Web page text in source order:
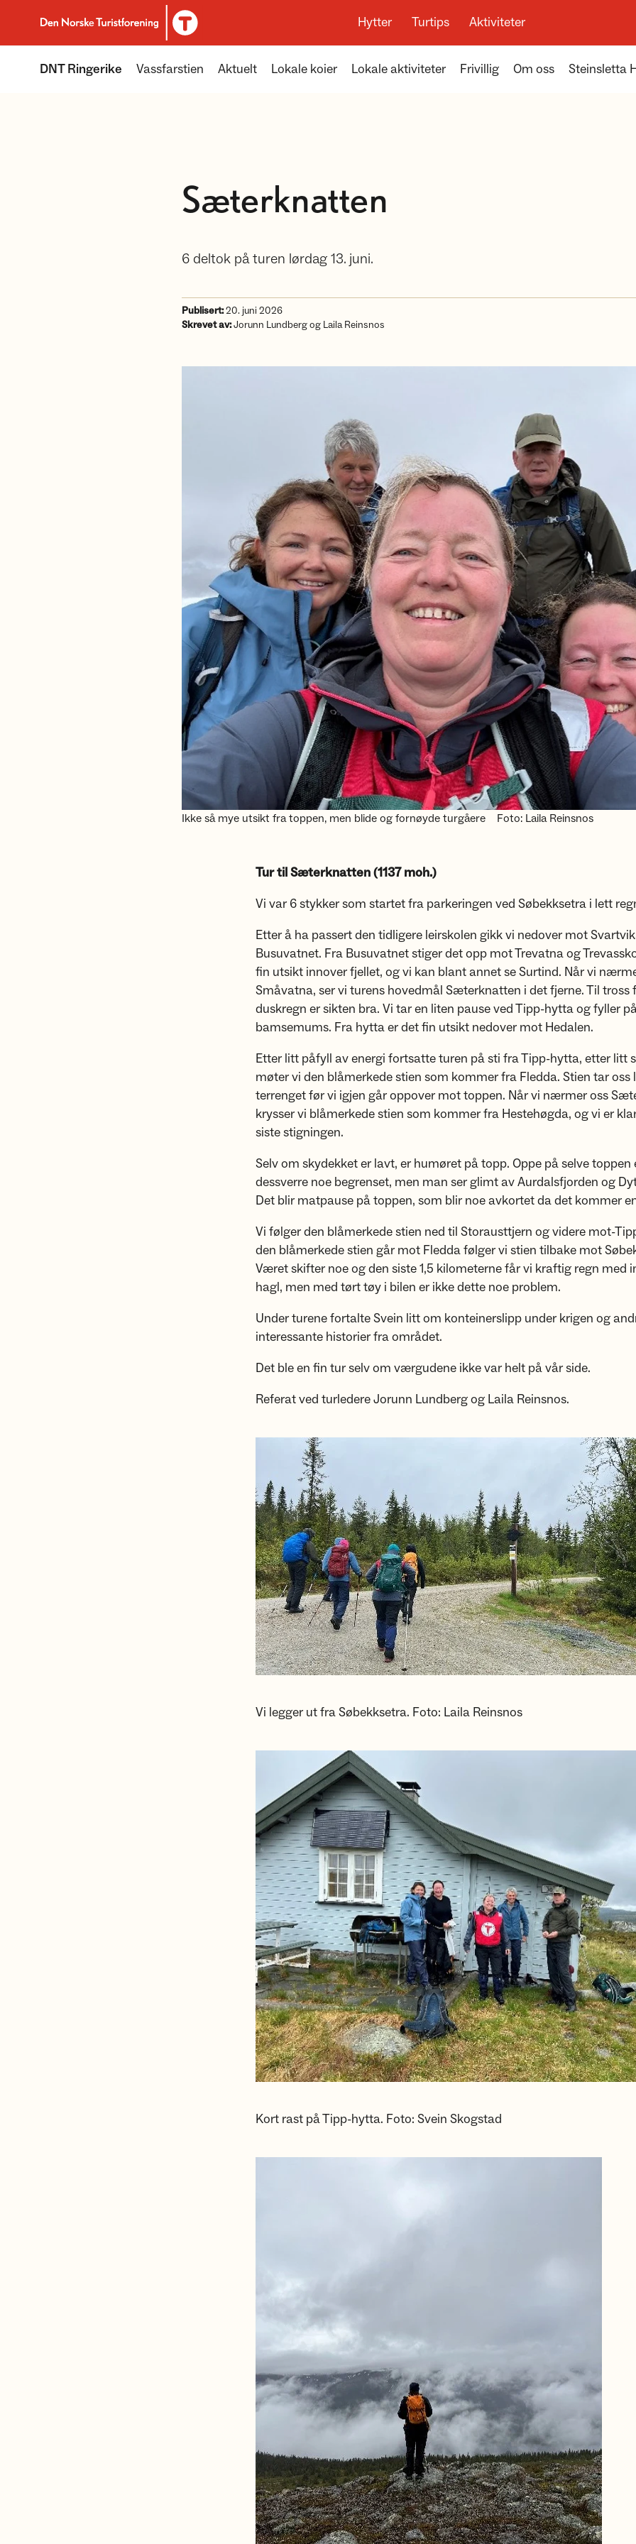
Til DNT.no forside
Hytter Turtips Aktiviteter
DNT Ringerike Vassfarstien Aktuelt Lokale koier Lokale aktiviteter Frivillig Om oss Steinsletta
Sæterknatten
6 deltok på turen lørdag 13. juni.
Publisert:20. juni 2026
Skrevet av:Jorunn Lundberg og Laila Reinsnos
Ikke så mye utsikt fra toppen, men blide og fornøyde turgåere Foto: Laila Reinsnos
Tur til Sæterknatten (1137 moh.)
Vi var 6 stykker som startet fra parkeringen ved Søbekksetra i lett
Etter å ha passert den tidligere leirskolen gikk vi nedover mot
Busuvatnet. Fra Busuvatnet stiger det opp mot Trevatna og
fin utsikt innover fjellet, og vi kan blant annet se Surtind. Når vi
Småvatna, ser vi turens hovedmål Sæterknatten i det fjerne. Til tross
duskregn er sikten bra. Vi tar en liten pause ved Tipp-hytta og fyller
bamsemums. Fra hytta er det fin utsikt nedover mot Hedalen.
Etter litt påfyll av energi fortsatte turen på sti fra Tipp-hytta, etter litt
møter vi den blåmerkede stien som kommer fra Fledda. Stien tar oss
terrenget før vi igjen går oppover mot toppen. Når vi nærmer oss
krysser vi blåmerkede stien som kommer fra Hestehøgda, og vi er
siste stigningen.
Selv om skydekket er lavt, er humøret på topp. Oppe på selve toppen
dessverre noe begrenset, men man ser glimt av Aurdalsfjorden og
Det blir matpause på toppen, som blir noe avkortet da det kommer
Vi følger den blåmerkede stien ned til Storausttjern og videre mot-
den blåmerkede stien går mot Fledda følger vi stien tilbake mot
Været skifter noe og den siste 1,5 kilometerne får vi kraftig regn med
hagl, men med tørt tøy i bilen er ikke dette noe problem.
Under turene fortalte Svein litt om konteinerslipp under krigen og
interessante historier fra området.
Det ble en fin tur selv om værgudene ikke var helt på vår side.
Referat ved turledere Jorunn Lundberg og Laila Reinsnos.
Vi legger ut fra Søbekksetra. Foto: Laila Reinsnos
Kort rast på Tipp-hytta. Foto: Svein Skogstad